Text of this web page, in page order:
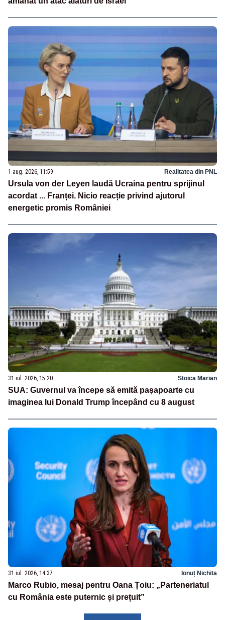
1 aug. 2026, 11:59 Realitatea din PNL
Ursula von der Leyen laudă Ucraina pentru sprijinul
acordat ... Franței. Nicio reacție privind ajutorul
energetic promis României
31 iul. 2026, 15:20 Stoica Marian
SUA: Guvernul va începe să emită paşapoarte cu
imaginea lui Donald Trump începând cu 8 august
31 iul. 2026, 14:37 Ionuț Nichita
Marco Rubio, mesaj pentru Oana Țoiu: „Parteneriatul
cu România este puternic și prețuit”